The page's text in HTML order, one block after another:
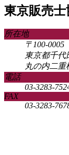
東京販売士
所在地
〒100-0005
東京都千代
丸の内二重
電話
03-3283-
FAX
03-3283-